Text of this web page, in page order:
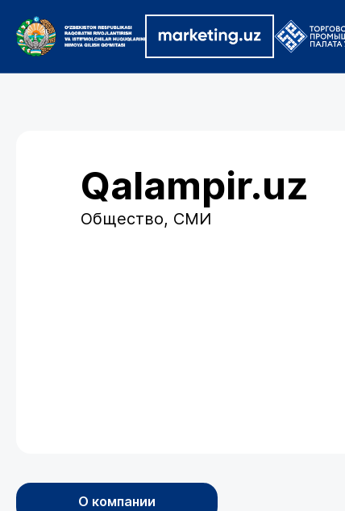
Qalampir.uz
Общество, СМИ
О компании